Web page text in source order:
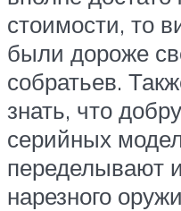
стоимости, то
были дороже
собратьев.
знать, что
серийных
переделывают
нарезного